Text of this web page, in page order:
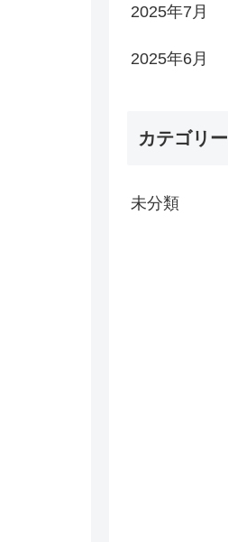
2025年7月
2025年6月
カテゴリー
未分類